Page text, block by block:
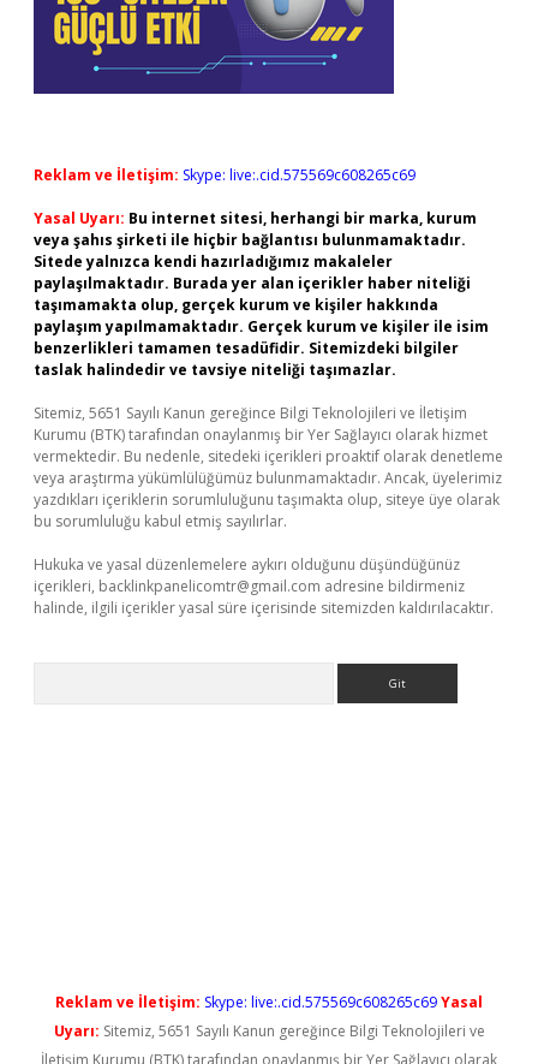
Reklam ve İletişim: Skype: live:.cid.575569c608265c69
Yasal Uyarı: Bu internet sitesi, herhangi bir marka, kurum
veya şahıs şirketi ile hiçbir bağlantısı bulunmamaktadır.
Sitede yalnızca kendi hazırladığımız makaleler
paylaşılmaktadır. Burada yer alan içerikler haber niteliği
taşımamakta olup, gerçek kurum ve kişiler hakkında
paylaşım yapılmamaktadır. Gerçek kurum ve kişiler ile isim
benzerlikleri tamamen tesadüfidir. Sitemizdeki bilgiler
taslak halindedir ve tavsiye niteliği taşımazlar.
Sitemiz, 5651 Sayılı Kanun gereğince Bilgi Teknolojileri ve İletişim
Kurumu (BTK) tarafından onaylanmış bir Yer Sağlayıcı olarak hizmet
vermektedir. Bu nedenle, sitedeki içerikleri proaktif olarak denetleme
veya araştırma yükümlülüğümüz bulunmamaktadır. Ancak, üyelerimiz
yazdıkları içeriklerin sorumluluğunu taşımakta olup, siteye üye olarak
bu sorumluluğu kabul etmiş sayılırlar.
Hukuka ve yasal düzenlemelere aykırı olduğunu düşündüğünüz
içerikleri, backlinkpanelicomtr@gmail.com adresine bildirmeniz
halinde, ilgili içerikler yasal süre içerisinde sitemizden kaldırılacaktır.
Reklam ve İletişim: Skype: live:.cid.575569c608265c69Yasal
Uyarı: Sitemiz, 5651 Sayılı Kanun gereğince Bilgi Teknolojileri ve
İletişim Kurumu (BTK) tarafından onaylanmış bir Yer Sağlayıcı olarak